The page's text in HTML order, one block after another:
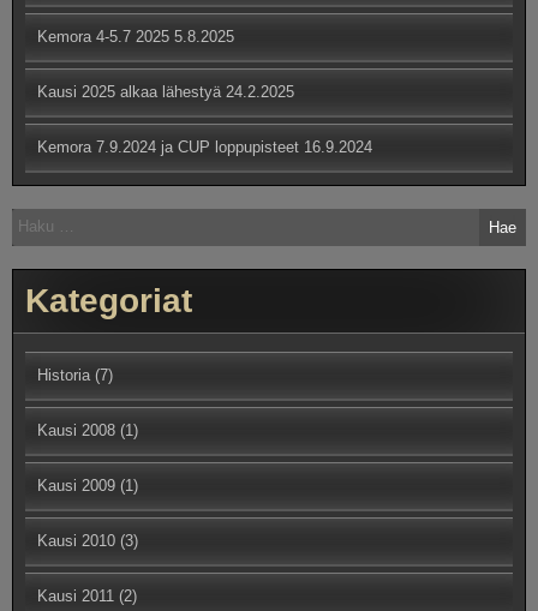
Kemora 4-5.7 2025 5.8.2025
Kausi 2025 alkaa lähestyä 24.2.2025
Kemora 7.9.2024 ja CUP loppupisteet 16.9.2024
Haku:
Kategoriat
Historia(7)
Kausi 2008 (1)
Kausi 2009 (1)
Kausi 2010 (3)
Kausi 2011 (2)